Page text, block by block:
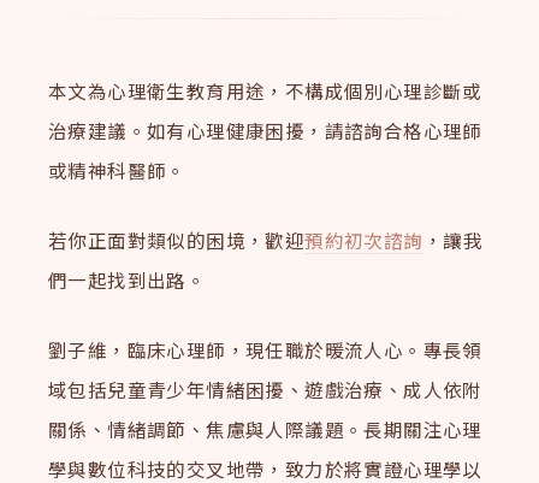
本文為心理衛生教育用途，不構成個別心理診斷或
治療建議。如有心理健康困擾，請諮詢合格心理師
或精神科醫師。
若你正面對類似的困境，歡迎預約初次諮詢 ，讓我
們一起找到出路。
劉子維，臨床心理師，現任職於暖流人心。專長領
域包括兒童青少年情緒困擾、遊戲治療、成人依附
關係、情緒調節、焦慮與人際議題。長期關注心理
學與數位科技的交叉地帶，致力於將實證心理學以